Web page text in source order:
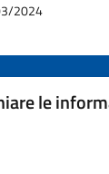
2024
le